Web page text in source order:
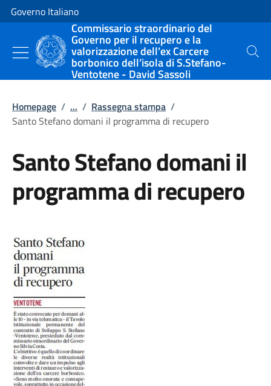
Vai al contenuto
Vai alla navigazione del sito
Governo Italiano
Commissario straordinario del
Governo per il recupero e la
valorizzazione dell’ex Carcere
borbonico dell’isola di S.Stefano-
Ventotene - David Sassoli
Cerca
Homepage / ... / Rassegna stampa /
Santo Stefano domani il programma di recupero
Santo Stefano domani il
programma di recupero